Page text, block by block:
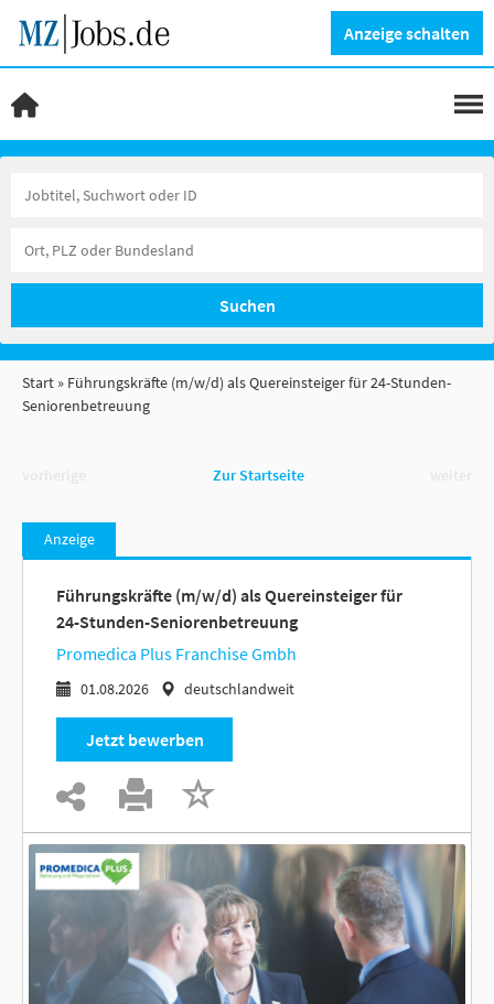
Anzeige schalten
Suchen
Start
Führungskräfte (m/w/d) als Quereinsteiger für 24-Stunden-
Seniorenbetreuung
Zur Startseite
Anzeige
Führungskräfte (m/w/d) als Quereinsteiger für
24-Stunden-Seniorenbetreuung
Promedica Plus Franchise Gmbh
01.08.2026 deutschlandweit
Jetzt bewerben